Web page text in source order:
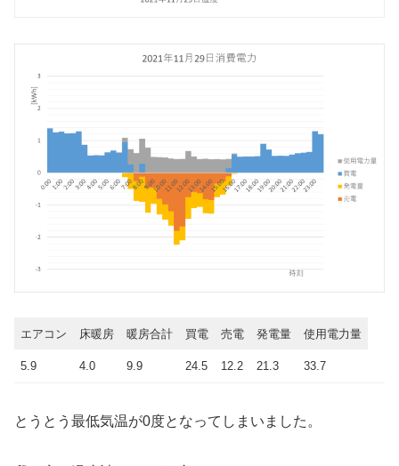
エアコン 床暖房 暖房合計 買電 売電 発電量 使用電力量
5.9 4.0 9.9 24.5 12.2 21.3 33.7
とうとう最低気温が0度となってしまいました。